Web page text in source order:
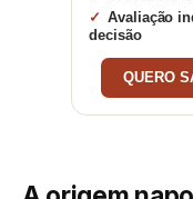
Avaliação
decisão
QUERO